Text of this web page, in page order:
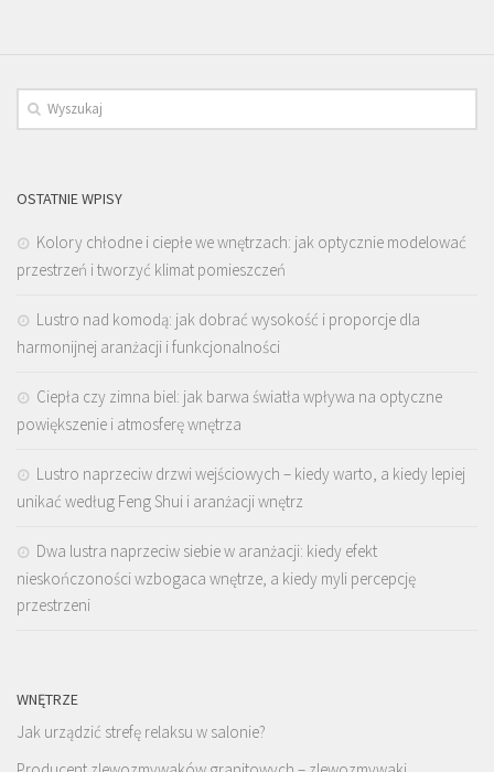
OSTATNIE WPISY
Kolory chłodne i ciepłe we wnętrzach: jak optycznie modelować
przestrzeń i tworzyć klimat pomieszczeń
Lustro nad komodą: jak dobrać wysokość i proporcje dla
harmonijnej aranżacji i funkcjonalności
Ciepła czy zimna biel: jak barwa światła wpływa na optyczne
powiększenie i atmosferę wnętrza
Lustro naprzeciw drzwi wejściowych – kiedy warto, a kiedy lepiej
unikać według Feng Shui i aranżacji wnętrz
Dwa lustra naprzeciw siebie w aranżacji: kiedy efekt
nieskończoności wzbogaca wnętrze, a kiedy myli percepcję
przestrzeni
WNĘTRZE
Jak urządzić strefę relaksu w salonie?